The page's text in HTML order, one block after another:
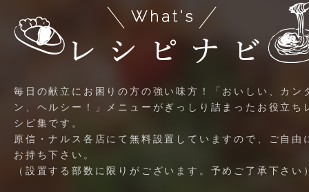
毎日の献立にお困りの方の強い味方！「おいしい、カン
ン、ヘルシー！」メニューがぎっしり詰まったお役立ち
シピ集です。
原信・ナルス各店にて無料設置していますので、ご自由
お持ち下さい。
（設置する部数に限りがございます。予めご了承下さい